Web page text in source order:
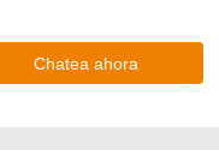
Chatea ahora